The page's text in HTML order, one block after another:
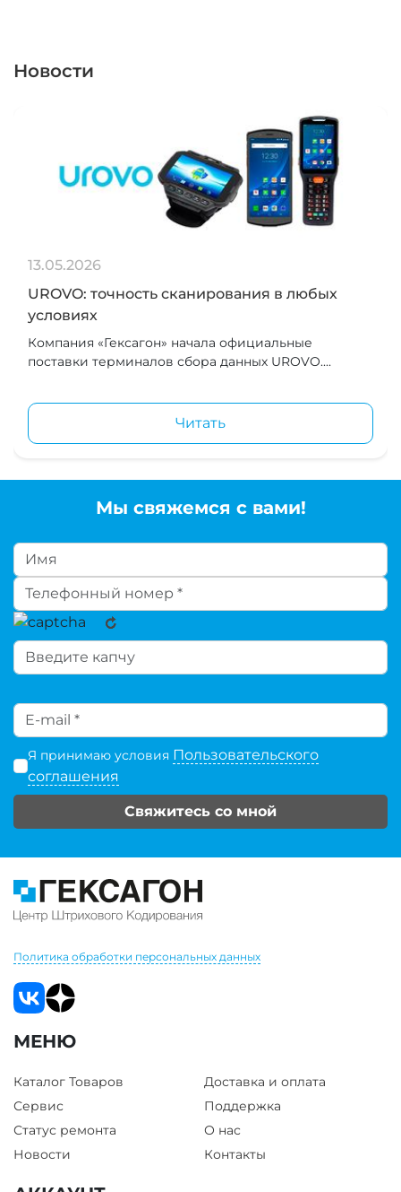
Новости
13.05.2026
UROVO: точность сканирования в любых
условиях
Компания «Гексагон» начала официальные
поставки терминалов сбора данных UROVO....
Читать
Мы свяжемся с вами!
Я принимаю условия Пользовательского
соглашения
Свяжитесь со мной
Политика обработки персональных данных
МЕНЮ
Каталог Товаров
Доставка и оплата
Сервис
Поддержка
Статус ремонта
О нас
Новости
Контакты